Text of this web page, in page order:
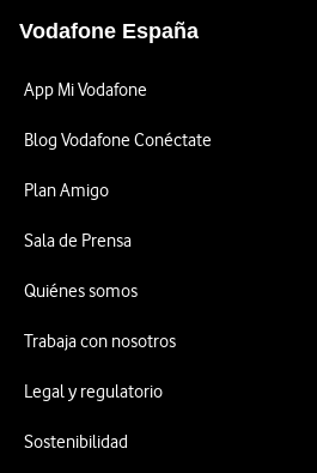
Vodafone España
App Mi Vodafone
Blog Vodafone Conéctate
Plan Amigo
Sala de Prensa
Quiénes somos
Trabaja con nosotros
Legal y regulatorio
Sostenibilidad